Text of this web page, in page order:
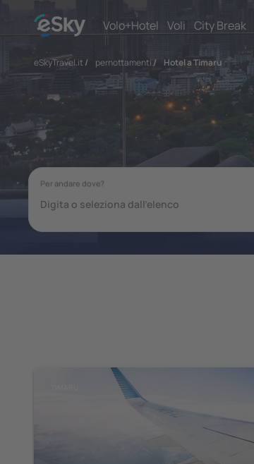
Volo+Hotel Voli City Break
eSkyTravel.it / pernottamenti/ Hotel a Timaru